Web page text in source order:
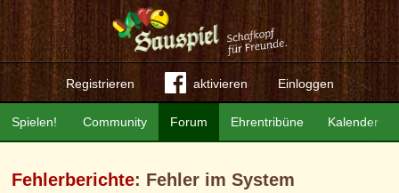
Registrieren aktivieren Einloggen
Community Forum Ehrentribüne Kalender
Spielen!
Fehlerberichte: Fehler im System